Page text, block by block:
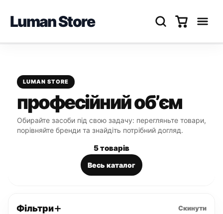
Luman Store
LUMAN STORE
професійний об’єм
Обирайте засоби під свою задачу: перегляньте товари,
порівняйте бренди та знайдіть потрібний догляд.
5 товарів
Весь каталог
Фільтри Скинути